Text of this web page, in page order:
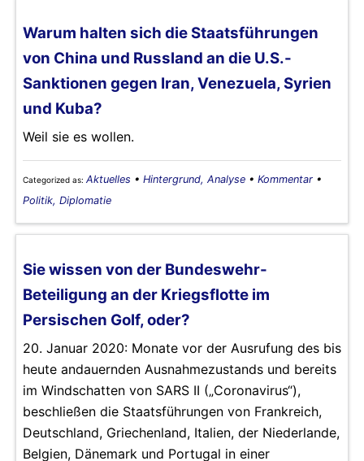
Warum halten sich die Staatsführungen
von China und Russland an die U.S.-
Sanktionen gegen Iran, Venezuela, Syrien
und Kuba?
Weil sie es wollen.
Categorized as: Aktuelles • Hintergrund, Analyse • Kommentar •
Politik, Diplomatie
Sie wissen von der Bundeswehr-
Beteiligung an der Kriegsflotte im
Persischen Golf, oder?
20. Januar 2020: Monate vor der Ausrufung des bis
heute andauernden Ausnahmezustands und bereits
im Windschatten von SARS II („Coronavirus“),
beschließen die Staatsführungen von Frankreich,
Deutschland, Griechenland, Italien, der Niederlande,
Belgien, Dänemark und Portugal in einer